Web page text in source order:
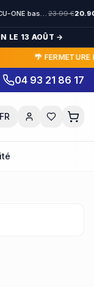
23.99€ 20.90€ -13%
AOÛT →
🌴 FERMETURE
04 93 21 86 17
FR